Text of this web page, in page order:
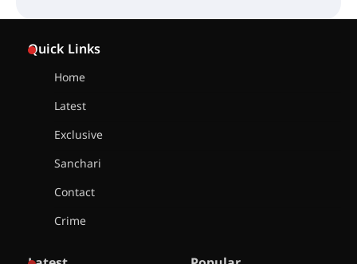
Quick Links
Home
Latest
Exclusive
Sanchari
Contact
Crime